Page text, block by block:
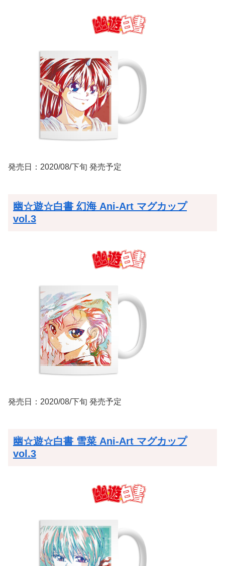
発売日：2020/08/下旬 発売予定
幽☆遊☆白書 幻海 Ani-Art マグカップ
vol.3
発売日：2020/08/下旬 発売予定
幽☆遊☆白書 雪菜 Ani-Art マグカップ
vol.3